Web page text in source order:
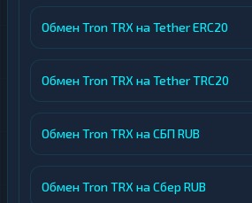
Обмен Tron TRX на Tether ERC20
Обмен Tron TRX на Tether TRC20
Обмен Tron TRX на СБП RUB
Обмен Tron TRX на Сбер RUB